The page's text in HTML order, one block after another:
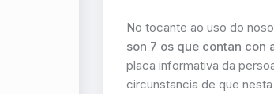
No tocante ao uso do
son 7 os que contan con
placa informativa da
circunstancia de que